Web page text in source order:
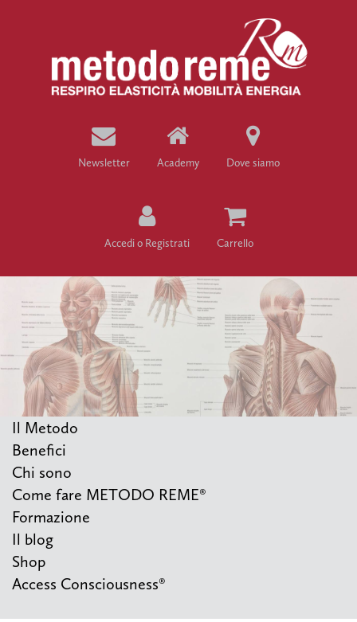
Newsletter Academy Dove siamo
Accedi o Registrati Carrello
Il Metodo
Benefici
Chi sono
Come fare METODO REME®
Formazione
Il blog
Shop
Access Consciousness®